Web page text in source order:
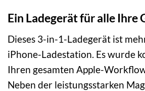
Ein Ladegerät für alle Ihre
Dieses 3-in-1-Ladegerät ist
iPhone-Ladestation. Es wurde
Ihren gesamten Apple-
Neben der leistungsstarken